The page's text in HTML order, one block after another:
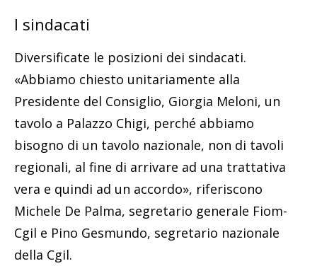
I sindacati
Diversificate le posizioni dei sindacati.
«Abbiamo chiesto unitariamente alla
Presidente del Consiglio, Giorgia Meloni, un
tavolo a Palazzo Chigi, perché abbiamo
bisogno di un tavolo nazionale, non di tavoli
regionali, al fine di arrivare ad una trattativa
vera e quindi ad un accordo», riferiscono
Michele De Palma, segretario generale Fiom-
Cgil e Pino Gesmundo, segretario nazionale
della Cgil.